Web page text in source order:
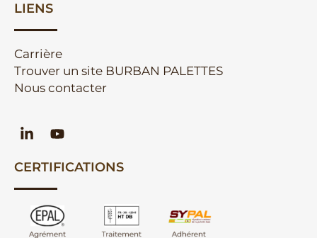
LIENS
Carrière
Trouver un site BURBAN PALETTES
Nous contacter
CERTIFICATIONS